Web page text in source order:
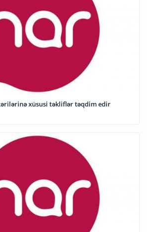
xüsusi təkliflər təqdim edir